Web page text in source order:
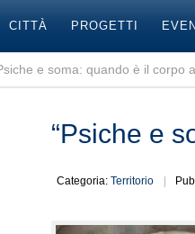
CITTÀ PROGETTI
e soma: quando è il corpo
“Psiche e
Categoria: Territorio